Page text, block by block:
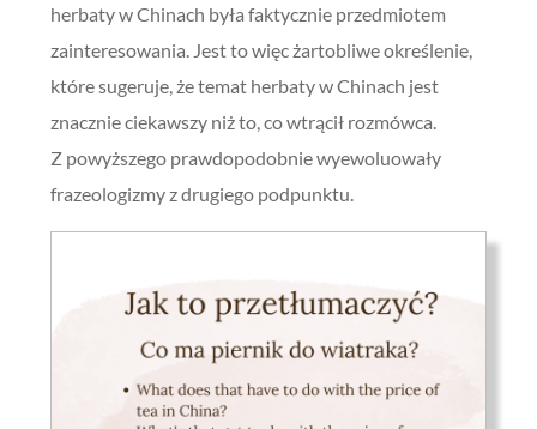
herbaty w Chinach była faktycznie przedmiotem
zainteresowania. Jest to więc żartobliwe określenie,
które sugeruje, że temat herbaty w Chinach jest
znacznie ciekawszy niż to, co wtrącił rozmówca.
Z powyższego prawdopodobnie wyewoluowały
frazeologizmy z drugiego podpunktu.